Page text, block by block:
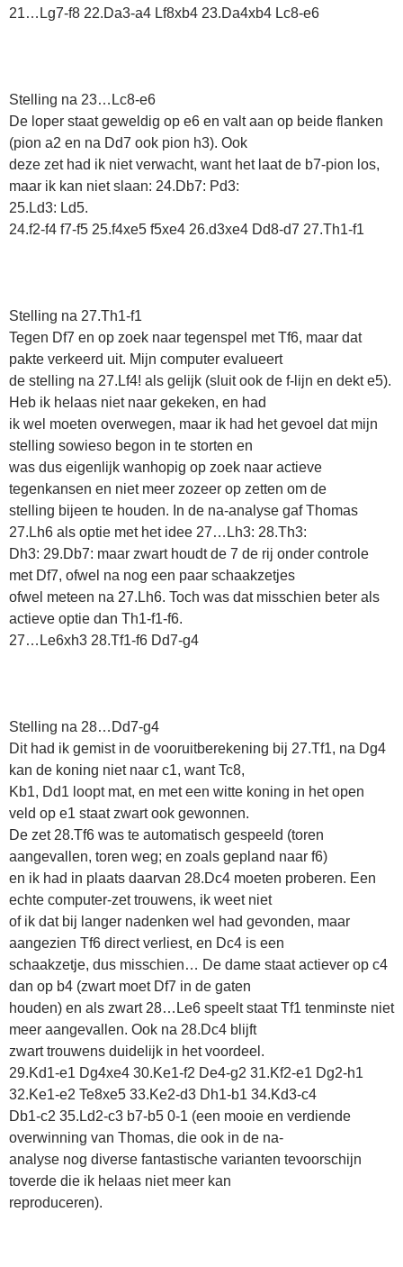
21…Lg7-f8 22.Da3-a4 Lf8xb4 23.Da4xb4 Lc8-e6
Stelling na 23…Lc8-e6
De loper staat geweldig op e6 en valt aan op beide flanken
(pion a2 en na Dd7 ook pion h3). Ook
deze zet had ik niet verwacht, want het laat de b7-pion los,
maar ik kan niet slaan: 24.Db7: Pd3:
25.Ld3: Ld5.
24.f2-f4 f7-f5 25.f4xe5 f5xe4 26.d3xe4 Dd8-d7 27.Th1-f1
Stelling na 27.Th1-f1
Tegen Df7 en op zoek naar tegenspel met Tf6, maar dat
pakte verkeerd uit. Mijn computer evalueert
de stelling na 27.Lf4! als gelijk (sluit ook de f-lijn en dekt e5).
Heb ik helaas niet naar gekeken, en had
ik wel moeten overwegen, maar ik had het gevoel dat mijn
stelling sowieso begon in te storten en
was dus eigenlijk wanhopig op zoek naar actieve
tegenkansen en niet meer zozeer op zetten om de
stelling bijeen te houden. In de na-analyse gaf Thomas
27.Lh6 als optie met het idee 27…Lh3: 28.Th3:
Dh3: 29.Db7: maar zwart houdt de 7 de rij onder controle
met Df7, ofwel na nog een paar schaakzetjes
ofwel meteen na 27.Lh6. Toch was dat misschien beter als
actieve optie dan Th1-f1-f6.
27…Le6xh3 28.Tf1-f6 Dd7-g4
Stelling na 28…Dd7-g4
Dit had ik gemist in de vooruitberekening bij 27.Tf1, na Dg4
kan de koning niet naar c1, want Tc8,
Kb1, Dd1 loopt mat, en met een witte koning in het open
veld op e1 staat zwart ook gewonnen.
De zet 28.Tf6 was te automatisch gespeeld (toren
aangevallen, toren weg; en zoals gepland naar f6)
en ik had in plaats daarvan 28.Dc4 moeten proberen. Een
echte computer-zet trouwens, ik weet niet
of ik dat bij langer nadenken wel had gevonden, maar
aangezien Tf6 direct verliest, en Dc4 is een
schaakzetje, dus misschien… De dame staat actiever op c4
dan op b4 (zwart moet Df7 in de gaten
houden) en als zwart 28…Le6 speelt staat Tf1 tenminste niet
meer aangevallen. Ook na 28.Dc4 blijft
zwart trouwens duidelijk in het voordeel.
29.Kd1-e1 Dg4xe4 30.Ke1-f2 De4-g2 31.Kf2-e1 Dg2-h1
32.Ke1-e2 Te8xe5 33.Ke2-d3 Dh1-b1 34.Kd3-c4
Db1-c2 35.Ld2-c3 b7-b5 0-1 (een mooie en verdiende
overwinning van Thomas, die ook in de na-
analyse nog diverse fantastische varianten tevoorschijn
toverde die ik helaas niet meer kan
reproduceren).